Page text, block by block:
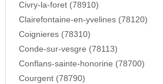
Civry-la-foret (78910)
Clairefontaine-en-yvelines (78120)
Coignieres (78310)
Conde-sur-vesgre (78113)
Conflans-sainte-honorine (78700)
Courgent (78790)